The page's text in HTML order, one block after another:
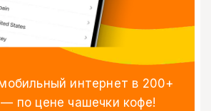
интернет в 200+
по цене чашечки кофе!